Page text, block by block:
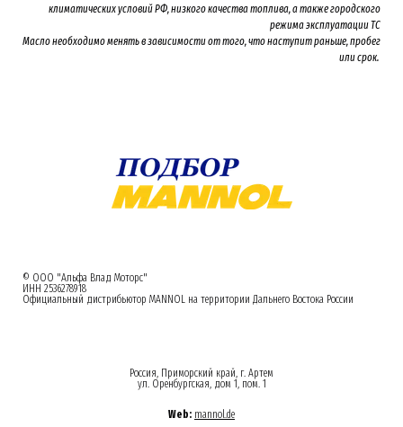
климатических условий РФ, низкого качества топлива, а также городского
режима эксплуатации ТС
Масло необходимо менятьв зависимости от того, что наступит раньше, пробег
или срок.
© ООО "Альфа Влад Моторс"
ИНН 2536278918
Официальный дистрибьютор MANNOL на территории Дальнего Востока России
Россия, Приморский край, г. Артем
ул. Оренбургская, дом 1, пом. 1
Web: mannol.de